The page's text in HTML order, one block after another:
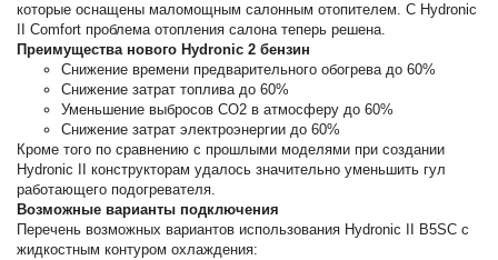
которые оснащены маломощным салонным отопителем. С Hydronic
II Comfort проблема отопления салона теперь решена.
Преимущества нового Hydronic 2 бензин
Снижение времени предварительного обогрева до 60%
Снижение затрат топлива до 60%
Уменьшение выбросов CO2 в атмосферу до 60%
Снижение затрат электроэнергии до 60%
Кроме того по сравнению с прошлыми моделями при создании
Hydronic II конструкторам удалось значительно уменьшить гул
работающего подогревателя.
Возможные варианты подключения
Перечень возможных вариантов использования Hydronic II B5SC с
жидкостным контуром охлаждения: